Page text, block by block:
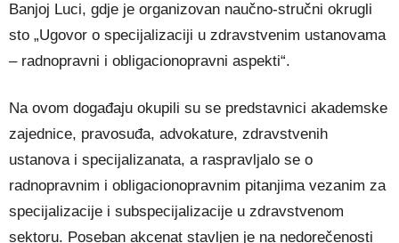
Banjoj Luci, gdje je organizovan naučno-stručni okrugli
sto „Ugovor o specijalizaciji u zdravstvenim ustanovama
– radnopravni i obligacionopravni aspekti“.
Na ovom događaju okupili su se predstavnici akademske
zajednice, pravosuđa, advokature, zdravstvenih
ustanova i specijalizanata, a raspravljalo se o
radnopravnim i obligacionopravnim pitanjima vezanim za
specijalizacije i subspecijalizacije u zdravstvenom
sektoru. Poseban akcenat stavljen je na nedorečenosti